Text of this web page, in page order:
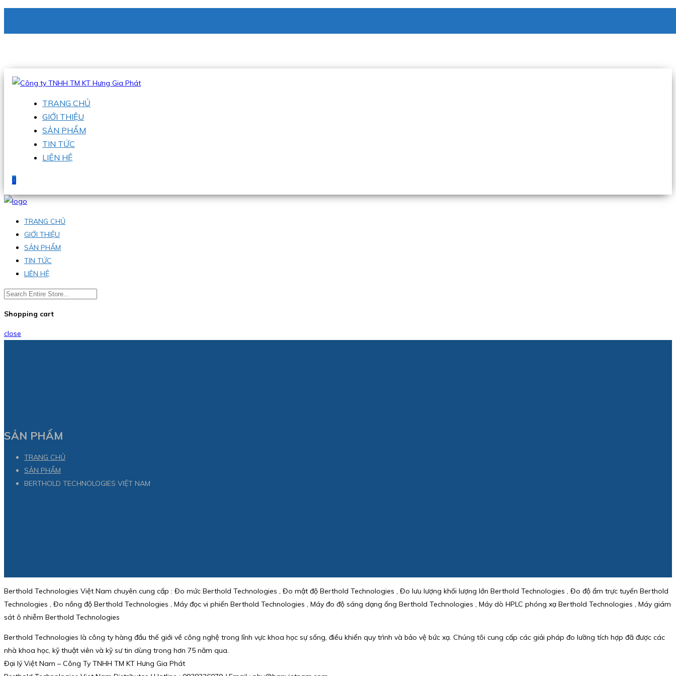
Hotline:0938 336 079
TRANG CHỦ
GIỚI THIỆU
SẢN PHẨM
TIN TỨC
LIÊN HỆ
0
TRANG CHỦ
GIỚI THIỆU
SẢN PHẨM
TIN TỨC
LIÊN HỆ
Shopping cart
close
SẢN PHẨM
TRANG CHỦ
SẢN PHẨM
BERTHOLD TECHNOLOGIES VIỆT NAM
Berthold Technologies Việt Nam chuyên cung cấp : Đo mức Berthold Technologies , Đo mật độ Berthold Technologies , Đo lưu lượng khối lượng lớn Berthold Technologies , Đo độ ẩm trực tuyến Berthold
Technologies , Đo nồng độ Berthold Technologies , Máy đọc vi phiến Berthold Technologies , Máy đo độ sáng dạng ống Berthold Technologies , Máy dò HPLC phóng xạ Berthold Technologies , Máy giám
sát ô nhiễm Berthold Technologies
Berthold Technologies là công ty hàng đầu thế giới về công nghệ trong lĩnh vực khoa học sự sống, điều khiển quy trình và bảo vệ bức xạ. Chúng tôi cung cấp các giải pháp đo lường tích hợp đã được các
nhà khoa học, kỹ thuật viên và kỹ sư tin dùng trong hơn 75 năm qua.
Đại lý Việt Nam – Công Ty TNHH TM KT Hưng Gia Phát